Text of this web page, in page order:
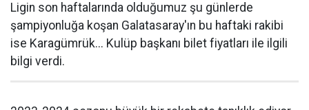
Ligin son haftalarında olduğumuz şu günlerde
şampiyonluğa koşan Galatasaray'ın bu haftaki rakibi
ise Karagümrük... Kulüp başkanı bilet fiyatları ile ilgili
bilgi verdi.